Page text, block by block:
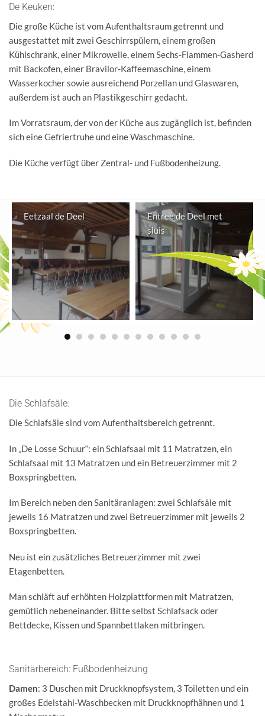
De Keuken:
Die große Küche ist vom Aufenthaltsraum getrennt und
ausgestattet mit zwei Geschirrspülern, einem großen
Kühlschrank, einer Mikrowelle, einem Sechs-Flammen-Gasherd
mit Backofen, einer Bravilor-Kaffeemaschine, einem
Wasserkocher sowie ausreichend Porzellan und Glaswaren,
außerdem ist auch an Plastikgeschirr gedacht.
Im Vorratsraum, der von der Küche aus zugänglich ist, befinden
sich eine Gefriertruhe und eine Waschmaschine.
Die Küche verfügt über Zentral- und Fußbodenheizung.
Eetzaal de Deel
Entree de Deel met
sluis
Die Schlafsäle:
Die Schlafsäle sind vom Aufenthaltsbereich getrennt.
In „De Losse Schuur“: ein Schlafsaal mit 11 Matratzen, ein
Schlafsaal mit 13 Matratzen und ein Betreuerzimmer mit 2
Boxspringbetten.
Im Bereich neben den Sanitäranlagen: zwei Schlafsäle mit
jeweils 16 Matratzen und zwei Betreuerzimmer mit jeweils 2
Boxspringbetten.
Neu ist ein zusätzliches Betreuerzimmer mit zwei
Etagenbetten.
Man schläft auf erhöhten Holzplattformen mit Matratzen,
gemütlich nebeneinander. Bitte selbst Schlafsack oder
Bettdecke, Kissen und Spannbettlaken mitbringen.
Sanitärbereich: Fußbodenheizung
Damen: 3 Duschen mit Druckknopfsystem, 3 Toiletten und ein
großes Edelstahl-Waschbecken mit Druckknopfhähnen und 1